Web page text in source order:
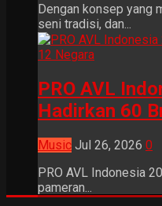
Dengan konsep yang
seni tradisi, dan...
PRO AVL
Hadirkan 60
Music Jul 26, 2026 0
PRO AVL Indonesia
pameran...